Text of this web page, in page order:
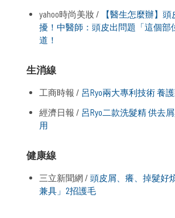
yahoo時尚美妝 /
【醫生怎麼辦】
擾！中醫師：頭皮出問題「這個部
道！
生消線
工商時報 / 呂Ryo兩大專利技術 養
經濟日報 / 呂Ryo二款洗髮精 供去
用
健康線
三立新聞網 /頭皮屑、癢、掉髮好
兼具」2招護毛